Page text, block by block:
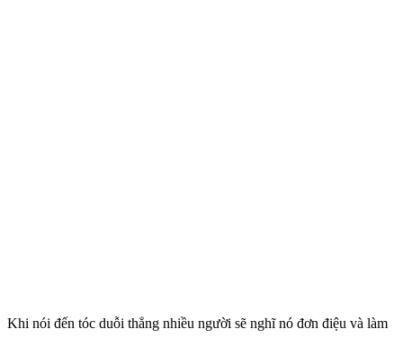
Khi nói đến tóc duỗi thẳng nhiều người sẽ nghĩ nó đơn điệu và làm